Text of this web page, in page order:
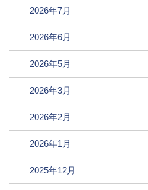
2026年7月
2026年6月
2026年5月
2026年3月
2026年2月
2026年1月
2025年12月